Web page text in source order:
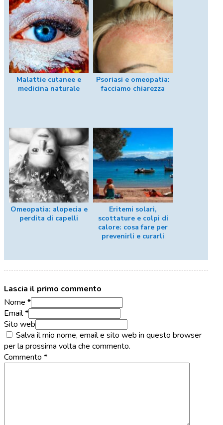
Malattie cutanee e
medicina naturale
Psoriasi e omeopatia:
facciamo chiarezza
Omeopatia: alopecia e
perdita di capelli
Eritemi solari,
scottature e colpi di
calore: cosa fare per
prevenirli e curarli
Lascia il primo commento
Nome *
Email *
Sito web
Salva il mio nome, email e sito web in questo browser
per la prossima volta che commento.
Commento *